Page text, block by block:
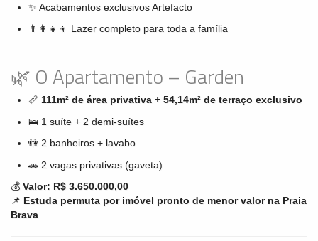
✨ Acabamentos exclusivos Artefacto
👨‍👩‍👧‍👦 Lazer completo para toda a família
🌿 O Apartamento – Garden
📏 111m² de área privativa + 54,14m² de terraço exclusivo
🛌 1 suíte + 2 demi-suítes
🚻 2 banheiros + lavabo
🚗 2 vagas privativas (gaveta)
💰 Valor: R$ 3.650.000,00
📌 Estuda permuta por imóvel pronto de menor valor na Praia
Brava